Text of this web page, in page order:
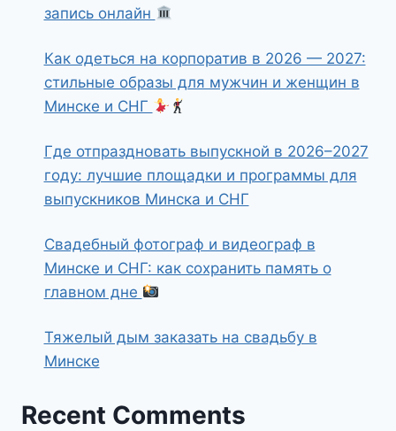
запись онлайн
Как одеться на корпоратив в 2026 — 2027:
стильные образы для мужчин и женщин в
Минске и СНГ
Где отпраздновать выпускной в 2026–2027
году: лучшие площадки и программы для
выпускников Минска и СНГ
Свадебный фотограф и видеограф в
Минске и СНГ: как сохранить память о
главном дне
Тяжелый дым заказать на свадьбу в
Минске
Recent Comments